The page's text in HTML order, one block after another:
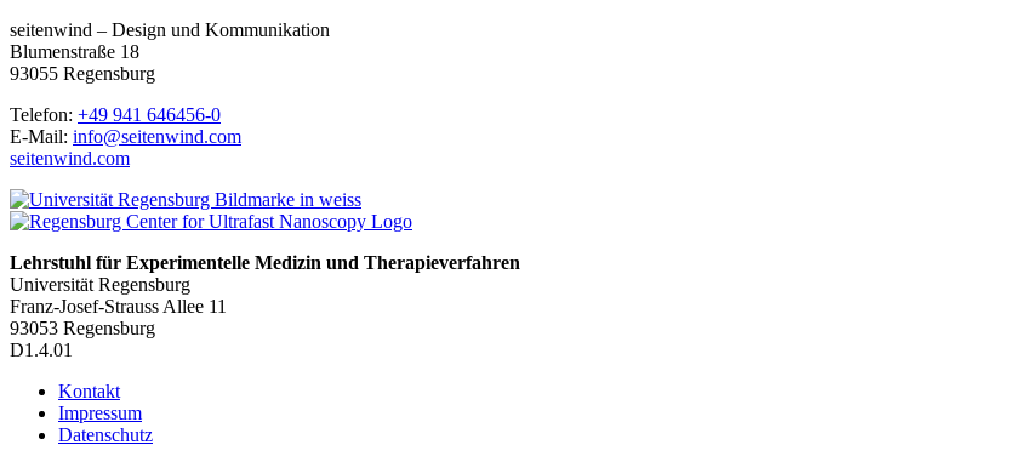
seitenwind – Design und Kommunikation
Blumenstraße 18
93055 Regensburg
Telefon: +49 941 646456-0
E-Mail: info@seitenwind.com
seitenwind.com
Lehrstuhl für Experimentelle Medizin und Therapieverfahren
Universität Regensburg
Franz-Josef-Strauss Allee 11
93053 Regensburg
D1.4.01
Kontakt
Impressum
Datenschutz